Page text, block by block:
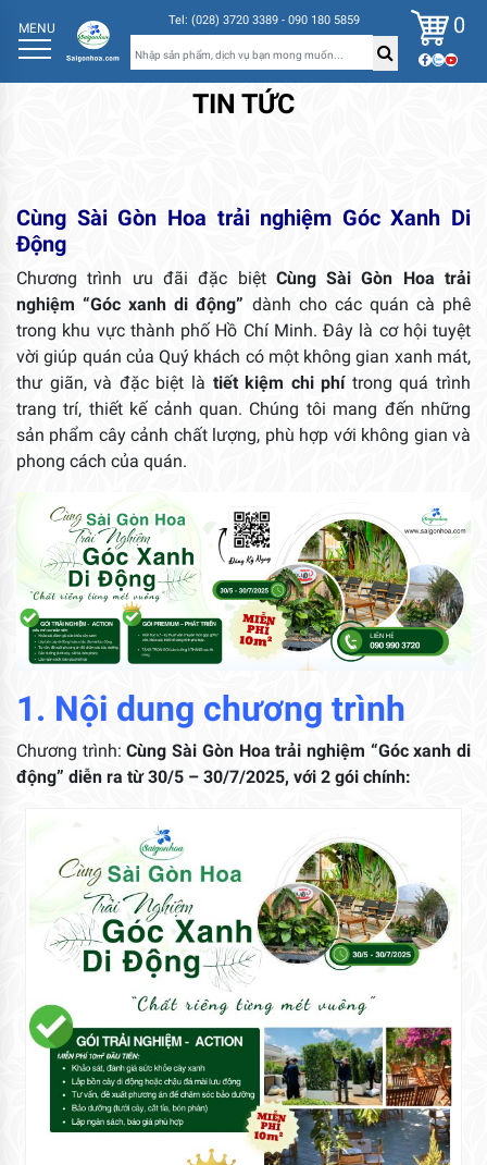
MENU Tel: (028) 3720 3389 - 090 180 5859 0
TIN TỨC
Cùng Sài Gòn Hoa trải nghiệm Góc Xanh Di
Động
Chương trình ưu đãi đặc biệt Cùng Sài Gòn Hoa trải
nghiệm “Góc xanh di động” dành cho các quán cà phê
trong khu vực thành phố Hồ Chí Minh. Đây là cơ hội tuyệt
vời giúp quán của Quý khách có một không gian xanh mát,
thư giãn, và đặc biệt là tiết kiệm chi phítrong quá trình
trang trí, thiết kế cảnh quan. Chúng tôi mang đến những
sản phẩm cây cảnh chất lượng, phù hợp với không gian và
phong cách của quán.
1. Nội dung chương trình
Chương trình:Cùng Sài Gòn Hoa trải nghiệm “Góc xanh di
động” diễn ra từ 30/5 – 30/7/2025, với 2 gói chính: